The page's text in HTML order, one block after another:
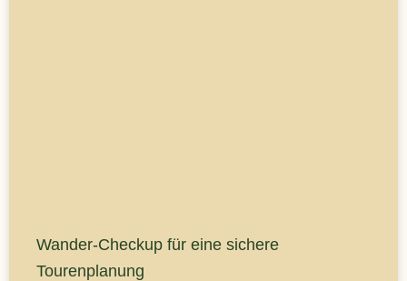
Wander-Checkup für eine sichere
Tourenplanung